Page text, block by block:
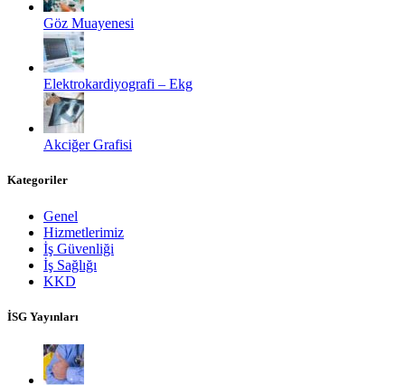
Göz Muayenesi
Elektrokardiyografi – Ekg
Akciğer Grafisi
Kategoriler
Genel
Hizmetlerimiz
İş Güvenliği
İş Sağlığı
KKD
İSG Yayınları